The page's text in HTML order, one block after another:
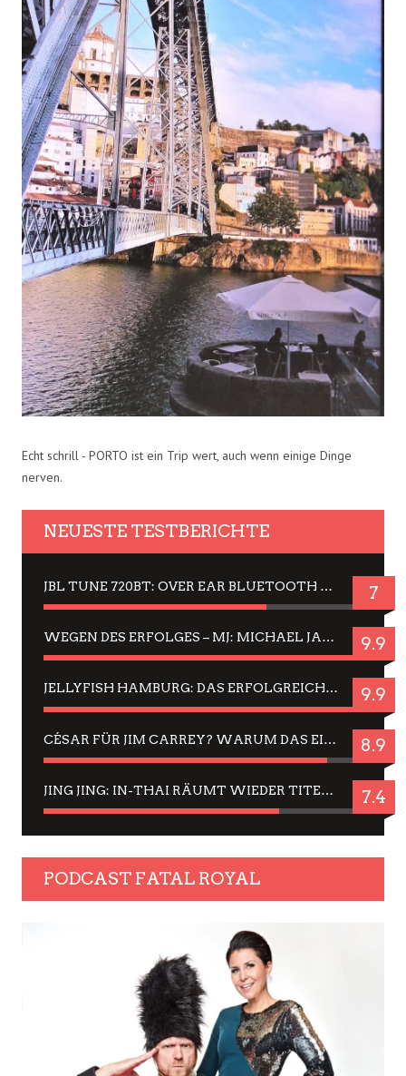
Echt schrill - PORTO ist ein Trip wert, auch wenn einige Dinge
nerven.
NEUESTE TESTBERICHTE
JBL TUNE 720BT: OVER EAR BLUETOOTH KOPFHÖRER UM DIE 50,-€ IM DAUER-TEST 7
WEGEN DES ERFOLGES – MJ: MICHAEL JACKSON MUSICAL IN EINER MATINEE SEHEN 9.9
JELLYFISH HAMBURG: DAS ERFOLGREICHE SOMMER-MENÜ 2025 IN GEFÜHLEN UND BILDERN 9.9
CÉSAR FÜR JIM CARREY? WARUM DAS EINER DER NERVIGSTEN ACTORS IST UND BLEIBT 8.9
JING JING: IN-THAI RÄUMT WIEDER TITEL AB – EIN ZWEI-STUNDEN-ERLEBNISBERICHT 7.4
PODCAST FATAL ROYAL